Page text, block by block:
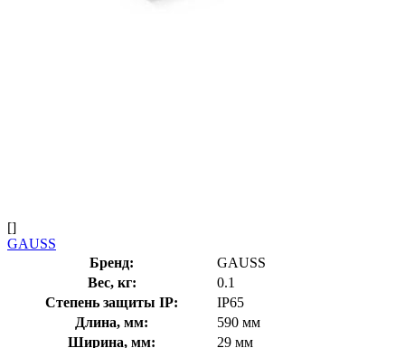
[]
GAUSS
Бренд:
GAUSS
Вес, кг:
0.1
Степень защиты IP:
IP65
Длина, мм:
590 мм
Ширина, мм:
29 мм